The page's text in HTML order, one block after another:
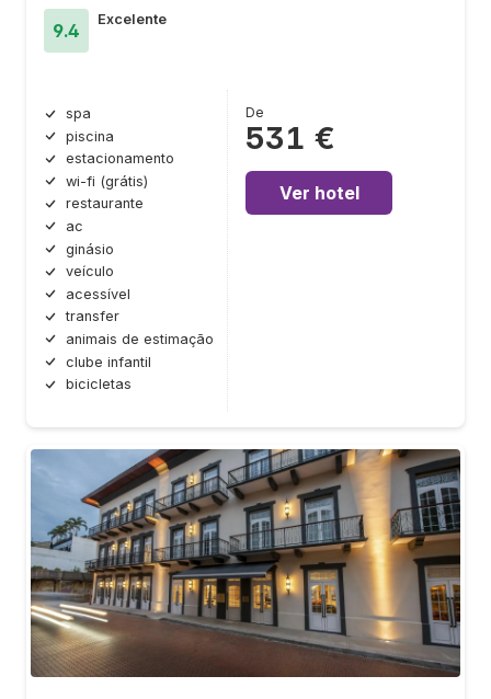
9.4
Excelente
spa
piscina
estacionamento
wi-fi (grátis)
restaurante
ac
ginásio
veículo
acessível
transfer
animais de estimação
clube infantil
bicicletas
De
531 €
Ver hotel